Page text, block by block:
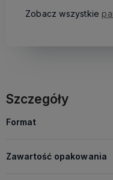
Zobacz wszystkie
Szczegóły
Format
Zawartość opakowania